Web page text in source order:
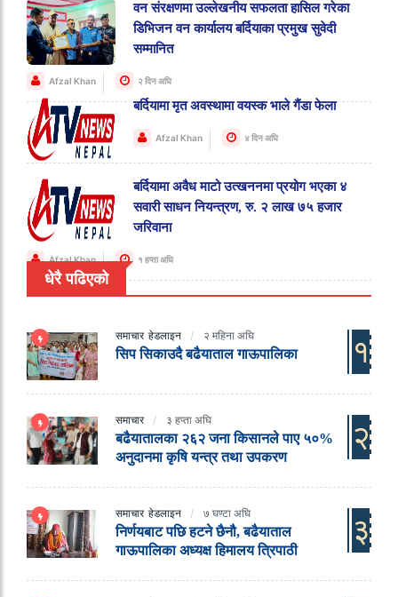
वन संरक्षणमा उल्लेखनीय सफलता हासिल गरेका
डिभिजन वन कार्यालय बर्दियाका प्रमुख सुवेदी
सम्मानित
Afzal Khan २ दिन अघि
बर्दियामा मृत अवस्थामा वयस्क भाले गैंडा फेला
Afzal Khan ४ दिन अघि
बर्दियामा अवैध माटो उत्खननमा प्रयोग भएका ४
सवारी साधन नियन्त्रण, रु. २ लाख ७५ हजार
जरिवाना
Afzal Khan १ हप्ता अघि
धेरै पढिएको
समाचार हेडलाइन २ महिना अघि
सिप सिकाउदै बढैयाताल गाऊपालिका १
समाचार ३ हप्ता अघि
बढैयातालका २६२ जना किसानले पाए ५०%
अनुदानमा कृषि यन्त्र तथा उपकरण
२
समाचार हेडलाइन ७ घण्टा अघि
निर्णयबाट पछि हटने छैनौ, बढैयाताल
गाऊपालिका अध्यक्ष हिमालय त्रिपाठी
३